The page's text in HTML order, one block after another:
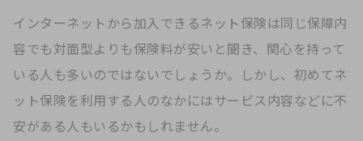
インターネットから加入できるネット保険は同じ保障内
容でも対面型よりも保険料が安いと聞き、関心を持って
いる人も多いのではないでしょうか。しかし、初めてネ
ット保険を利用する人のなかにはサービス内容などに不
安がある人もいるかもしれません。